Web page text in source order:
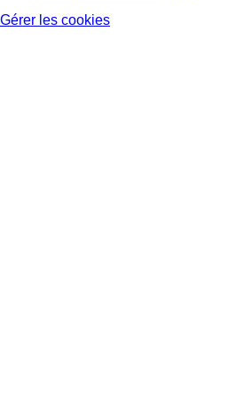
Gérer les cookies